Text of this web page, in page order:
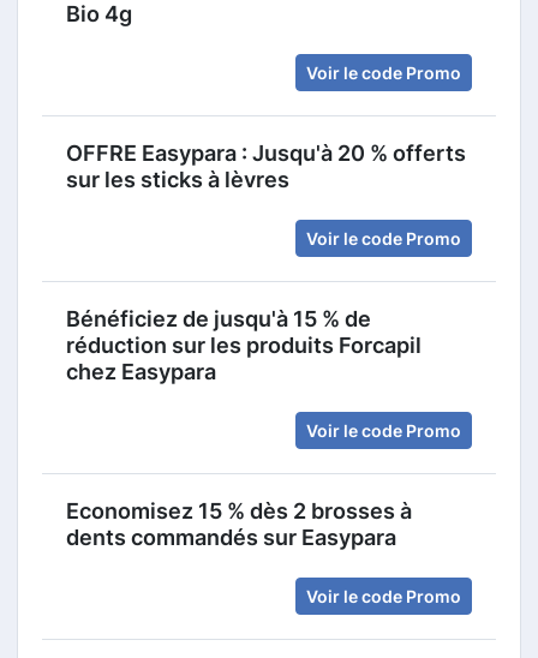
Bio 4g
Voir le code Promo
OFFRE Easypara : Jusqu'à 20 % offerts
sur les sticks à lèvres
Voir le code Promo
Bénéficiez de jusqu'à 15 % de
réduction sur les produits Forcapil
chez Easypara
Voir le code Promo
Economisez 15 % dès 2 brosses à
dents commandés sur Easypara
Voir le code Promo